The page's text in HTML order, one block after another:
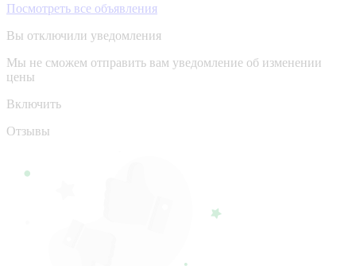
Посмотреть все объявления
Вы отключили уведомления
Мы не сможем отправить вам уведомление об изменении
цены
Включить
Отзывы